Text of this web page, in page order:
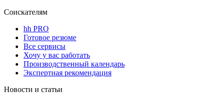
Соискателям
hh PRO
Готовое резюме
Все сервисы
Хочу у вас работать
Производственный календарь
Экспертная рекомендация
Новости и статьи